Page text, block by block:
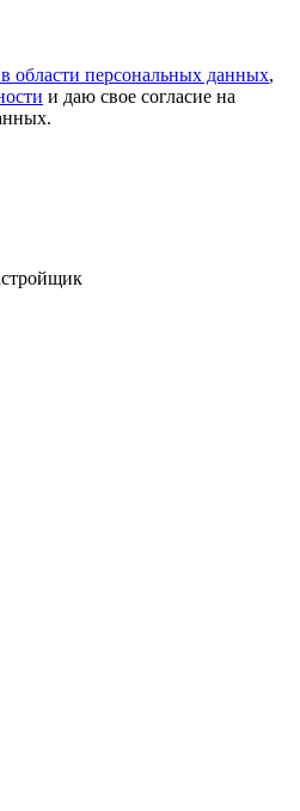
области персональных данных,
и даю свое согласие на